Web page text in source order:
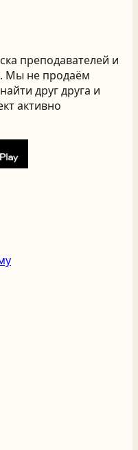
преподавателей и
. Мы не продаём
друг друга и
активно